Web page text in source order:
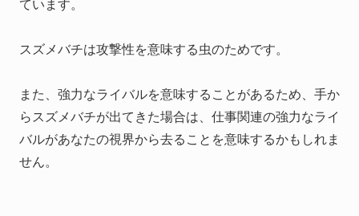
ています。
スズメバチは攻撃性を意味する虫のためです。
また、強力なライバルを意味することがあるため、手か
らスズメバチが出てきた場合は、仕事関連の強力なライ
バルがあなたの視界から去ることを意味するかもしれま
せん。